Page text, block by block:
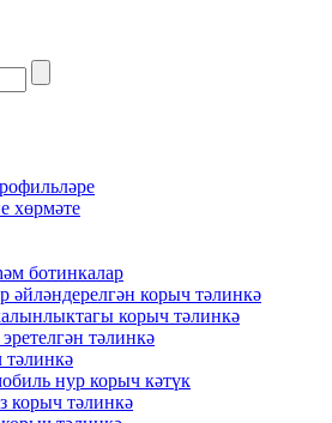
хөрмәте
ботинкалар
әйләндерелгән корыч тәлинкә
корыч тәлинкә
тәлинкә
нур корыч кәтүк
корыч тәлинкә